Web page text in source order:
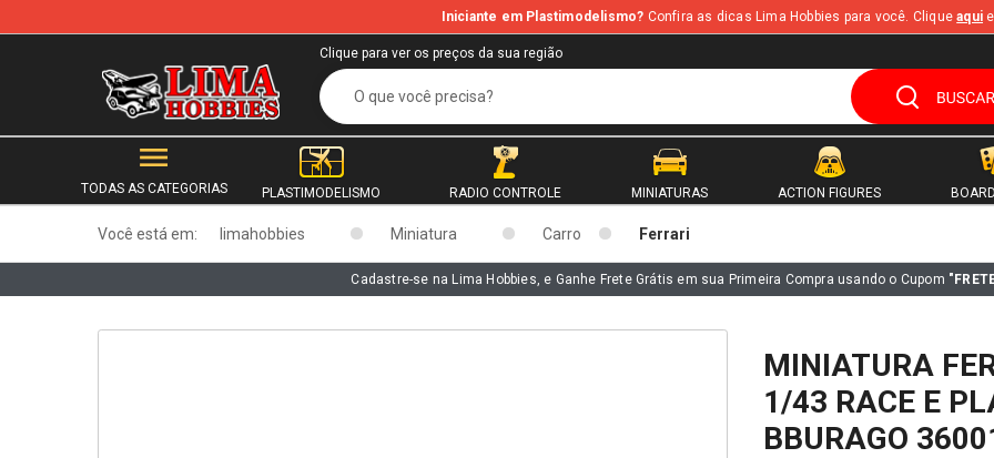
b
Iniciante em Plastimodelismo? Confira as dicas Lima Hobbies para você. Cliqueaqui
Clique para ver os preços da sua região
TODAS AS CATEGORIAS PLASTIMODELISMO RADIO CONTROLE MINIATURAS ACTION FIGURES
Você está em: limahobbies Miniatura Carro Ferrari
Cadastre-se na Lima Hobbies, e Ganhe Frete Grátis em sua Primeira Compra usando o Cupom
MINIATURA
1/43 RACE E
BBURAGO